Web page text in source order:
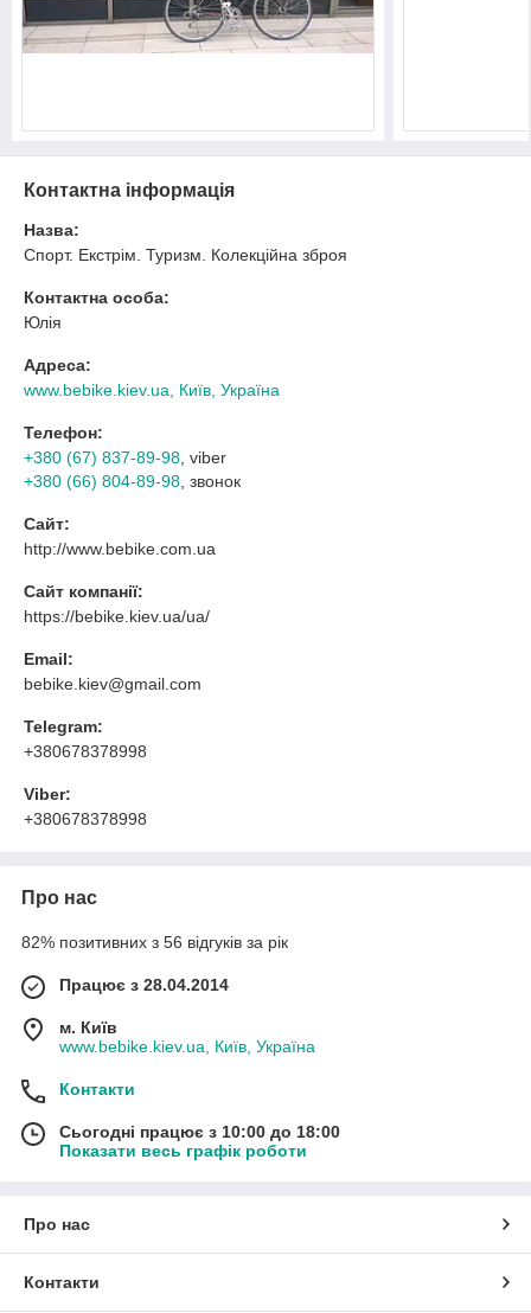
Контактна інформація
Назва:
Спорт. Екстрім. Туризм. Колекційна зброя
Контактна особа:
Юлія
Адреса:
www.bebike.kiev.ua, Київ, Україна
Телефон:
+380 (67) 837-89-98 , viber
+380 (66) 804-89-98 , звонок
Сайт:
http://www.bebike.com.ua
Сайт компанії:
https://bebike.kiev.ua/ua/
Email:
bebike.kiev@gmail.com
Telegram:
+380678378998
Viber:
+380678378998
Про нас
82% позитивних з 56 відгуків за рік
Працює з 28.04.2014
м. Київ
www.bebike.kiev.ua, Київ, Україна
Контакти
Сьогодні працює з 10:00 до 18:00
Показати весь графік роботи
Про нас
Контакти